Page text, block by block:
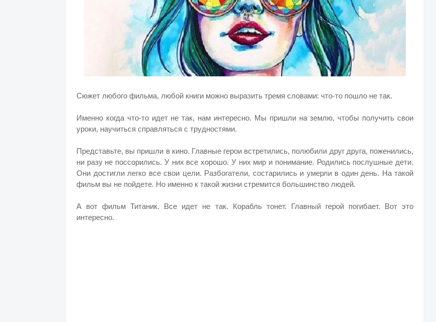
Сюжет любого фильма, любой книги можно выразить тремя словами: что-то пошло не так.
Именно когда что-то идет не так, нам интересно. Мы пришли на землю, чтобы получить свои
уроки, научиться справляться с трудностями.
Представьте, вы пришли в кино. Главные герои встретились, полюбили друг друга, поженились,
ни разу не поссорились. У них все хорошо. У них мир и понимание. Родились послушные дети.
Они достигли легко все свои цели. Разбогатели, состарились и умерли в один день. На такой
фильм вы не пойдете. Но именно к такой жизни стремится большинство людей.
А вот фильм Титаник. Все идет не так. Корабль тонет. Главный герой погибает. Вот это
интересно.